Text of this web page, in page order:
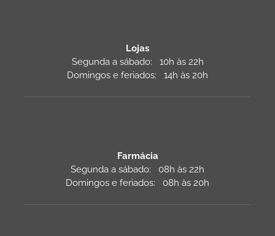
Lojas
Segunda a sábado: 10h às 22h
Domingos e feriados: 14h às 20h
Farmácia
Segunda a sábado: 08h às 22h
Domingos e feriados: 08h às 20h